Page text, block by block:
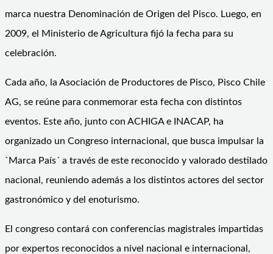
marca nuestra Denominación de Origen del Pisco. Luego, en
2009, el Ministerio de Agricultura fijó la fecha para su
celebración.
Cada año, la Asociación de Productores de Pisco, Pisco Chile
AG, se reúne para conmemorar esta fecha con distintos
eventos. Este año, junto con ACHIGA e INACAP, ha
organizado un Congreso internacional, que busca impulsar la
`Marca País´ a través de este reconocido y valorado destilado
nacional, reuniendo además a los distintos actores del sector
gastronómico y del enoturismo.
El congreso contará con conferencias magistrales impartidas
por expertos reconocidos a nivel nacional e internacional,